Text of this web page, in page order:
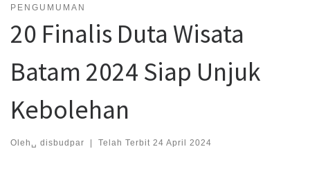
PENGUMUMAN
20 Finalis Duta Wisata
Batam 2024 Siap Unjuk
Kebolehan
Oleh␣ disbudpar Telah Terbit 24 April 2024